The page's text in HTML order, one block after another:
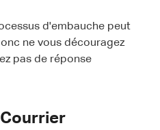
d'embauche peut
ne vous découragez
pas de réponse